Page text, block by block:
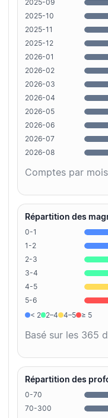
2025-09
2025-10
2025-11
2025-12
2026-01
2026-02
2026-03
2026-04
2026-05
2026-06
2026-07
2026-08
Comptes par
Répartition des
0-1
1-2
2-3
3-4
4-5
5-6
< 2
2–4 4–5 ≥ 5
Basé sur les 365
Répartition des
0-70
70-300